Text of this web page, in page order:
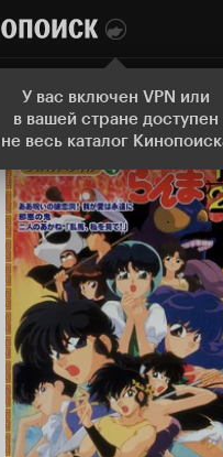
У вас включен VPN или
в вашей стране доступен
не весь каталог
Плюс Онлайн-